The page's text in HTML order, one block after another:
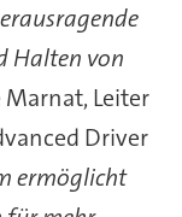
Halten von
Leiter
Driver
ermöglicht